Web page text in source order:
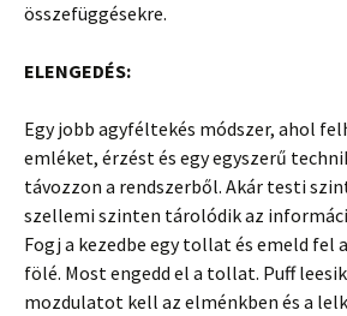
összefüggésekre.
ELENGEDÉS:
Egy jobb agyféltekés módszer, ahol
emléket, érzést és egy egyszerű
távozzon a rendszerből. Akár testi
szellemi szinten tárolódik az
Fogj a kezedbe egy tollat és emeld fel
fölé. Most engedd el a tollat. Puff
mozdulatot kell az elménkben és a